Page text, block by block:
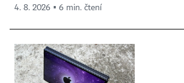
4. 8. 2026 ▪ 6 min. čtení